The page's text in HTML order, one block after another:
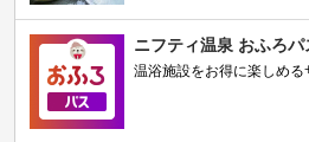
ニフティ温泉 おふろパ
温浴施設をお得に楽しめ